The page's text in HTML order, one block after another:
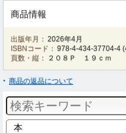
商品情報
出版年月： 2026年4月
ISBNコード： 978-4-434-37704-4 (
頁数・縦：
２０８Ｐ １９ｃｍ
商品の返品について